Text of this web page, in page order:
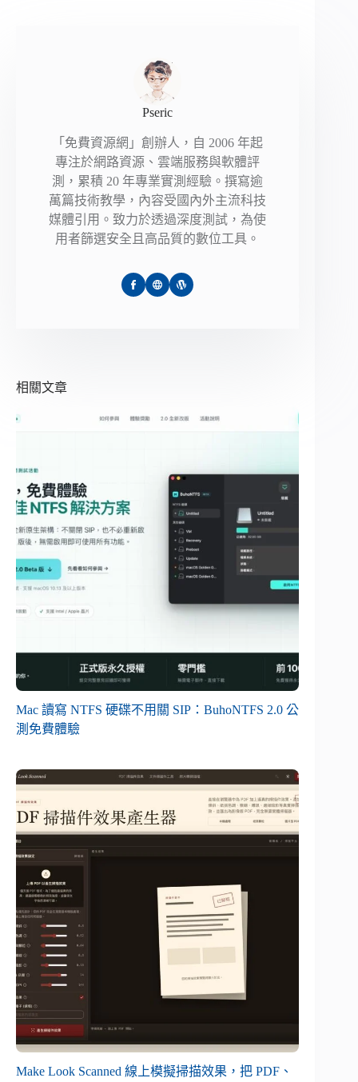
Pseric
「免費資源網」創辦人，自 2006 年起
專注於網路資源、雲端服務與軟體評
測，累積 20 年專業實測經驗。撰寫逾
萬篇技術教學，內容受國內外主流科技
媒體引用。致力於透過深度測試，為使
用者篩選安全且高品質的數位工具。
相關文章
Mac 讀寫 NTFS 硬碟不用關 SIP：BuhoNTFS 2.0 公
測免費體驗
Make Look Scanned 線上模擬掃描效果，把 PDF、